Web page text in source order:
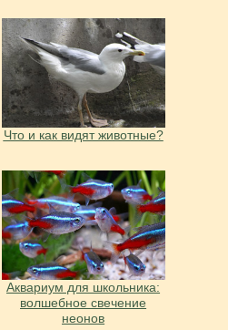
Что и как видят животные?
Аквариум для школьника:
волшебное свечение
неонов